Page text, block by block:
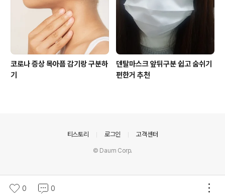
코로나 증상 목아픔 감기랑 구분하
기
덴탈마스크 앞뒤구분 쉽고 숨쉬기
편한거 추천
0 0
티스토리 로그인 고객센터
© Daum Corp.